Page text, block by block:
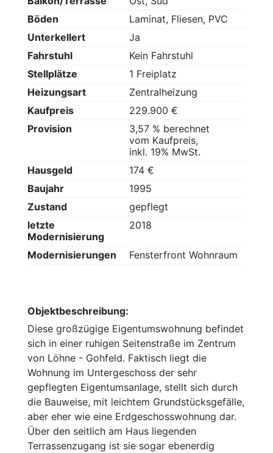
Böden
Laminat, Fliesen, PVC
Unterkellert
Ja
Fahrstuhl
Kein Fahrstuhl
Stellplätze
1 Freiplatz
Heizungsart
Zentralheizung
Kaufpreis
229.900 €
Provision
3,57 % berechnet
vom Kaufpreis,
inkl. 19% MwSt.
Hausgeld
174 €
Baujahr
1995
Zustand
gepflegt
letzte
Modernisierung
2018
Modernisierungen Fensterfront Wohnraum
Objektbeschreibung:
Diese großzügige Eigentumswohnung befindet
sich in einer ruhigen Seitenstraße im Zentrum
von Löhne - Gohfeld. Faktisch liegt die
Wohnung im Untergeschoss der sehr
gepflegten Eigentumsanlage, stellt sich durch
die Bauweise, mit leichtem Grundstücksgefälle,
aber eher wie eine Erdgeschosswohnung dar.
Über den seitlich am Haus liegenden
Terrassenzugang ist sie sogar ebenerdig